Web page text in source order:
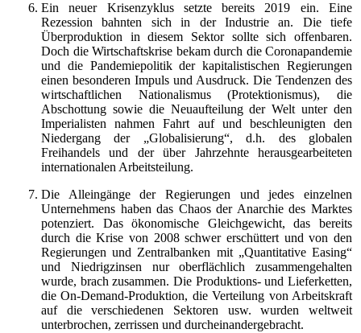
Ein neuer Krisenzyklus setzte bereits 2019 ein. Eine
Rezession bahnten sich in der Industrie an. Die tiefe
Überproduktion in diesem Sektor sollte sich offenbaren.
Doch die Wirtschaftskrise bekam durch die Coronapandemie
und die Pandemiepolitik der kapitalistischen Regierungen
einen besonderen Impuls und Ausdruck. Die Tendenzen des
wirtschaftlichen Nationalismus (Protektionismus), die
Abschottung sowie die Neuaufteilung der Welt unter den
Imperialisten nahmen Fahrt auf und beschleunigten den
Niedergang der „Globalisierung“, d.h. des globalen
Freihandels und der über Jahrzehnte herausgearbeiteten
internationalen Arbeitsteilung.
Die Alleingänge der Regierungen und jedes einzelnen
Unternehmens haben das Chaos der Anarchie des Marktes
potenziert. Das ökonomische Gleichgewicht, das bereits
durch die Krise von 2008 schwer erschüttert und von den
Regierungen und Zentralbanken mit „Quantitative Easing“
und Niedrigzinsen nur oberflächlich zusammengehalten
wurde, brach zusammen. Die Produktions- und Lieferketten,
die On-Demand-Produktion, die Verteilung von Arbeitskraft
auf die verschiedenen Sektoren usw. wurden weltweit
unterbrochen, zerrissen und durcheinandergebracht.